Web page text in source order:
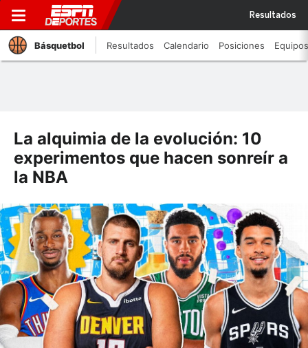
Resultados
Básquetbol Resultados Calendario Posiciones Equipos
La alquimia de la evolución: 10
experimentos que hacen sonreír a
la NBA